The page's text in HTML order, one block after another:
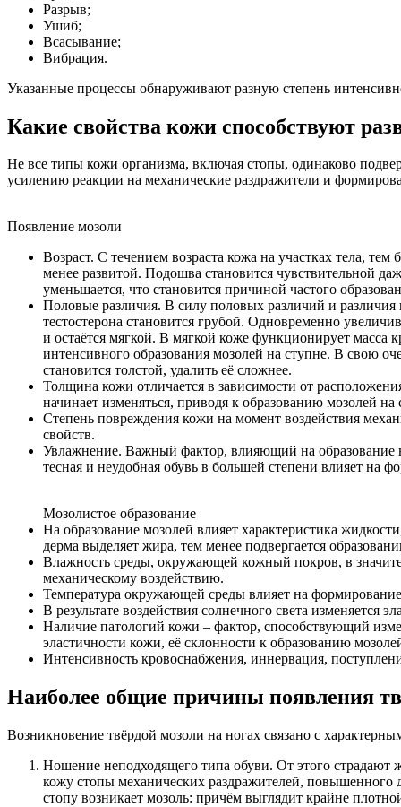
Разрыв;
Ушиб;
Всасывание;
Вибрация.
Указанные процессы обнаруживают разную степень
Какие свойства кожи способствуют
Не все типы кожи организма, включая стопы, одинаково
усилению реакции на механические раздражители и
Появление мозоли
Возраст. С течением возраста кожа на участках тела,
менее развитой. Подошва становится чувствительной
уменьшается, что становится причиной частого
Половые различия. В силу половых различий и
тестостерона становится грубой. Одновременно
и остаётся мягкой. В мягкой коже функционирует масса
интенсивного образования мозолей на ступне. В свою
становится толстой, удалить её сложнее.
Толщина кожи отличается в зависимости от
начинает изменяться, приводя к образованию мозолей на
Степень повреждения кожи на момент воздействия
свойств.
Увлажнение. Важный фактор, влияющий на образование
тесная и неудобная обувь в большей степени влияет
Мозолистое образование
На образование мозолей влияет характеристика
дерма выделяет жира, тем менее подвергается
Влажность среды, окружающей кожный покров, в
механическому воздействию.
Температура окружающей среды влияет на
В результате воздействия солнечного света изменяется
Наличие патологий кожи – фактор, способствующий
эластичности кожи, её склонности к образованию
Интенсивность кровоснабжения, иннервация,
Наиболее общие причины появления
Возникновение твёрдой мозоли на ногах связано с
Ношение неподходящего типа обуви. От этого
кожу стопы механических раздражителей, повышенного
стопу возникает мозоль: причём выглядит крайне